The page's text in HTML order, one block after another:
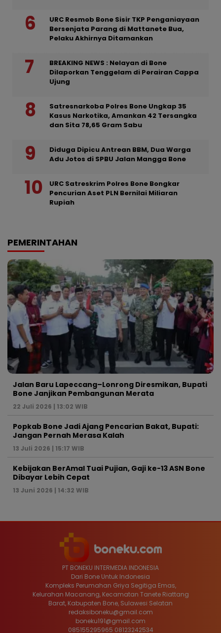
URC Resmob Bone Sisir TKP Penganiayaan
Bersenjata Parang di Mattanete Bua,
Pelaku Akhirnya Ditamankan
BREAKING NEWS : Nelayan di Bone
Dilaporkan Tenggelam di Perairan Cappa
Ujung
Satresnarkoba Polres Bone Ungkap 35
Kasus Narkotika, Amankan 42 Tersangka
dan Sita 78,65 Gram Sabu
Diduga Dipicu Antrean BBM, Dua Warga
Adu Jotos di SPBU Jalan Mangga Bone
URC Satreskrim Polres Bone Bongkar
Pencurian Aset PLN Bernilai Miliaran
Rupiah
PEMERINTAHAN
Jalan Baru Lapeccang–Lonrong Diresmikan, Bupati
Bone Janjikan Pembangunan Merata
22 Juli 2026 | 13:02 WIB
Popkab Bone Jadi Ajang Pencarian Bakat, Bupati:
Jangan Pernah Merasa Kalah
13 Juli 2026 | 15:17 WIB
Kebijakan BerAmal Tuai Pujian, Gaji ke-13 ASN Bone
Dibayar Lebih Cepat
13 Juni 2026 | 14:32 WIB
PT BONEKU INTERMEDIA INDONESIA
Dari Bone Untuk Indonesia
Kompleks Perumahan Griya Segitiga Emas,
Kelurahan Macanang, Kecamatan Tanete Riattang
Barat, Kabupaten Bone, Sulawesi Selatan
redaksiboneku@gmail.com
boneku191@gmail.com
085155295965 08123242534